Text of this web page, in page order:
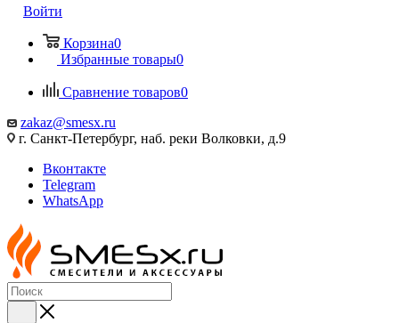
Войти
Корзина0
Избранные товары0
Сравнение товаров0
zakaz@smesx.ru
г. Санкт-Петербург, наб. реки Волковки, д.9
Вконтакте
Telegram
WhatsApp